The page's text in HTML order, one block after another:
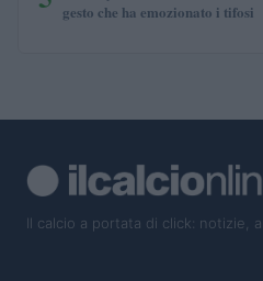
gesto che ha emozionato i tifosi
Il calcio a portata di click: notizie,